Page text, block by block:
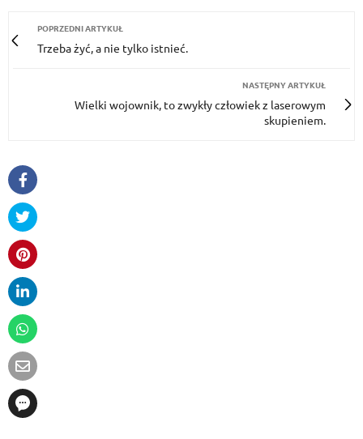
POPRZEDNI ARTYKUŁ
Trzeba żyć, a nie tylko istnieć.
NASTĘPNY ARTYKUŁ
Wielki wojownik, to zwykły człowiek z laserowym
skupieniem.